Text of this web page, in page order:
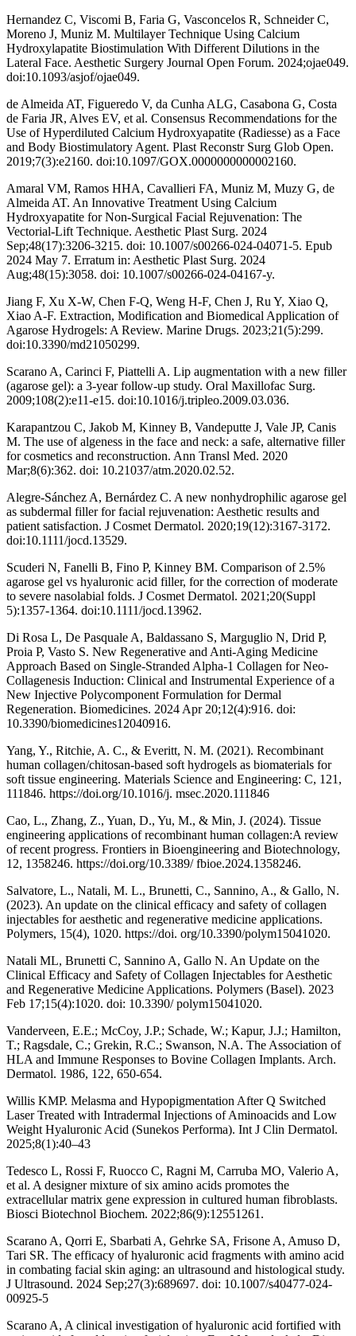
Hernandez C, Viscomi B, Faria G, Vasconcelos R, Schneider C,
Moreno J, Muniz M. Multilayer Technique Using Calcium
Hydroxylapatite Biostimulation With Different Dilutions in the
Lateral Face. Aesthetic Surgery Journal Open Forum. 2024;ojae049.
doi:10.1093/asjof/ojae049.
de Almeida AT, Figueredo V, da Cunha ALG, Casabona G, Costa
de Faria JR, Alves EV, et al. Consensus Recommendations for the
Use of Hyperdiluted Calcium Hydroxyapatite (Radiesse) as a Face
and Body Biostimulatory Agent. Plast Reconstr Surg Glob Open.
2019;7(3):e2160. doi:10.1097/GOX.0000000000002160.
Amaral VM, Ramos HHA, Cavallieri FA, Muniz M, Muzy G, de
Almeida AT. An Innovative Treatment Using Calcium
Hydroxyapatite for Non-Surgical Facial Rejuvenation: The
Vectorial-Lift Technique. Aesthetic Plast Surg. 2024
Sep;48(17):3206-3215. doi: 10.1007/s00266-024-04071-5. Epub
2024 May 7. Erratum in: Aesthetic Plast Surg. 2024
Aug;48(15):3058. doi: 10.1007/s00266-024-04167-y.
Jiang F, Xu X-W, Chen F-Q, Weng H-F, Chen J, Ru Y, Xiao Q,
Xiao A-F. Extraction, Modification and Biomedical Application of
Agarose Hydrogels: A Review. Marine Drugs. 2023;21(5):299.
doi:10.3390/md21050299.
Scarano A, Carinci F, Piattelli A. Lip augmentation with a new filler
(agarose gel): a 3-year follow-up study. Oral Maxillofac Surg.
2009;108(2):e11-e15. doi:10.1016/j.tripleo.2009.03.036.
Karapantzou C, Jakob M, Kinney B, Vandeputte J, Vale JP, Canis
M. The use of algeness in the face and neck: a safe, alternative filler
for cosmetics and reconstruction. Ann Transl Med. 2020
Mar;8(6):362. doi: 10.21037/atm.2020.02.52.
Alegre-Sánchez A, Bernárdez C. A new nonhydrophilic agarose gel
as subdermal filler for facial rejuvenation: Aesthetic results and
patient satisfaction. J Cosmet Dermatol. 2020;19(12):3167-3172.
doi:10.1111/jocd.13529.
Scuderi N, Fanelli B, Fino P, Kinney BM. Comparison of 2.5%
agarose gel vs hyaluronic acid filler, for the correction of moderate
to severe nasolabial folds. J Cosmet Dermatol. 2021;20(Suppl
5):1357-1364. doi:10.1111/jocd.13962.
Di Rosa L, De Pasquale A, Baldassano S, Marguglio N, Drid P,
Proia P, Vasto S. New Regenerative and Anti-Aging Medicine
Approach Based on Single-Stranded Alpha-1 Collagen for Neo-
Collagenesis Induction: Clinical and Instrumental Experience of a
New Injective Polycomponent Formulation for Dermal
Regeneration. Biomedicines. 2024 Apr 20;12(4):916. doi:
10.3390/biomedicines12040916.
Yang, Y., Ritchie, A. C., & Everitt, N. M. (2021). Recombinant
human collagen/chitosan-based soft hydrogels as biomaterials for
soft tissue engineering. Materials Science and Engineering: C, 121,
111846. https://doi.org/10.1016/j. msec.2020.111846
Cao, L., Zhang, Z., Yuan, D., Yu, M., & Min, J. (2024). Tissue
engineering applications of recombinant human collagen:A review
of recent progress. Frontiers in Bioengineering and Biotechnology,
12, 1358246. https://doi.org/10.3389/ fbioe.2024.1358246.
Salvatore, L., Natali, M. L., Brunetti, C., Sannino, A., & Gallo, N.
(2023). An update on the clinical efficacy and safety of collagen
injectables for aesthetic and regenerative medicine applications.
Polymers, 15(4), 1020. https://doi. org/10.3390/polym15041020.
Natali ML, Brunetti C, Sannino A, Gallo N. An Update on the
Clinical Efficacy and Safety of Collagen Injectables for Aesthetic
and Regenerative Medicine Applications. Polymers (Basel). 2023
Feb 17;15(4):1020. doi: 10.3390/ polym15041020.
Vanderveen, E.E.; McCoy, J.P.; Schade, W.; Kapur, J.J.; Hamilton,
T.; Ragsdale, C.; Grekin, R.C.; Swanson, N.A. The Association of
HLA and Immune Responses to Bovine Collagen Implants. Arch.
Dermatol. 1986, 122, 650-654.
Willis KMP. Melasma and Hypopigmentation After Q Switched
Laser Treated with Intradermal Injections of Aminoacids and Low
Weight Hyaluronic Acid (Sunekos Performa). Int J Clin Dermatol.
2025;8(1):40–43
Tedesco L, Rossi F, Ruocco C, Ragni M, Carruba MO, Valerio A,
et al. A designer mixture of six amino acids promotes the
extracellular matrix gene expression in cultured human fibroblasts.
Biosci Biotechnol Biochem. 2022;86(9):12551261.
Scarano A, Qorri E, Sbarbati A, Gehrke SA, Frisone A, Amuso D,
Tari SR. The efficacy of hyaluronic acid fragments with amino acid
in combating facial skin aging: an ultrasound and histological study.
J Ultrasound. 2024 Sep;27(3):689697. doi: 10.1007/s40477-024-
00925-5
Scarano A, A clinical investigation of hyaluronic acid fortified with